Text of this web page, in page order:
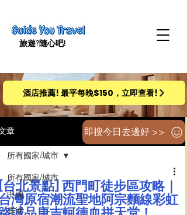
旅遊​?隨心吧!
酒店推薦! 最平每晚$150，立即查看!
章
所有國家/城市
中國
香港
所有國家/城市
北景點] 西門町徒步區攻略｜
灣原宿潮流聖地阿宗麵線彩虹
即搜今日去邊好 >>